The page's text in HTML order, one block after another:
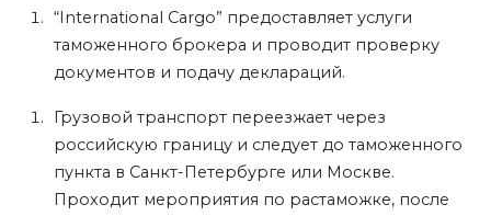
“International Cargo” предоставляет услуги
таможенного брокера и проводит проверку
документов и подачу деклараций.
Грузовой транспорт переезжает через
российскую границу и следует до таможенного
пункта в Санкт-Петербурге или Москве.
Проходит мероприятия по растаможке, после